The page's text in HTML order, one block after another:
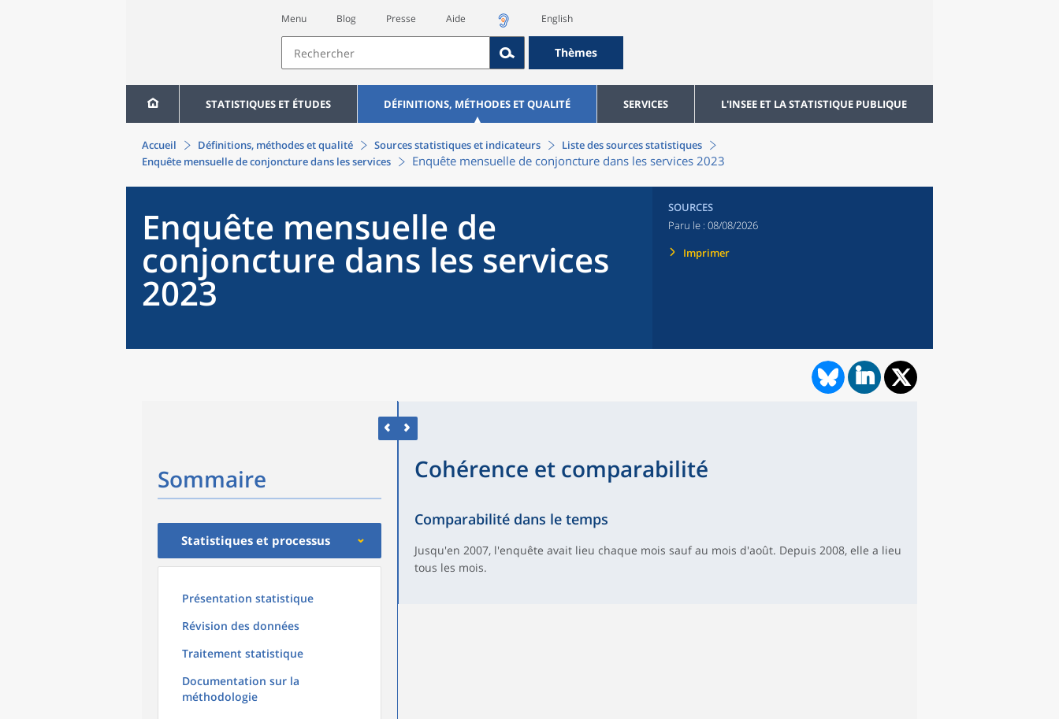
Menu Blog Presse Aide English
Thèmes
STATISTIQUES ET ÉTUDES DÉFINITIONS, MÉTHODES ET QUALITÉ SERVICES L'INSEE ET LA STATISTIQUE PUBLIQUE
Accueil Définitions, méthodes et qualité Sources statistiques et indicateurs
Liste des sources statistiques
Enquête mensuelle de conjoncture dans les services
Enquête mensuelle de conjoncture dans les services 2023
Enquête mensuelle de
conjoncture dans les services
2023
SOURCES
Paru le : 08/08/2026
Imprimer
Sommaire
Statistiques et processus
Présentation statistique
Révision des données
Traitement statistique
Documentation sur la
méthodologie
Cohérence et comparabilité
Comparabilité dans le temps
Jusqu'en 2007, l'enquête avait lieu chaque mois sauf au mois d'août. Depuis 2008, elle a lieu
tous les mois.